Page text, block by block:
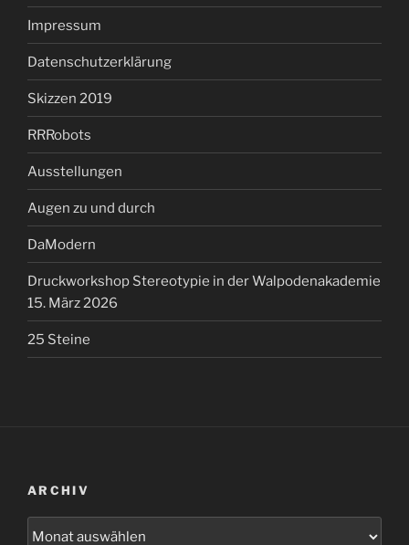
Impressum
Datenschutzerklärung
Skizzen 2019
RRRobots
Ausstellungen
Augen zu und durch
DaModern
Druckworkshop Stereotypie in der Walpodenakademie
15. März 2026
25 Steine
ARCHIV